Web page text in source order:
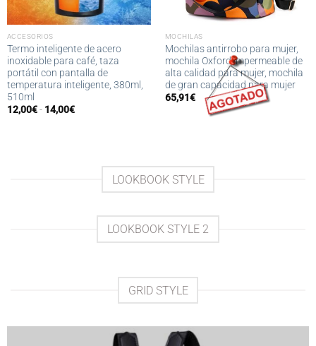
ACCESORIOS
Termo inteligente de acero
inoxidable para café, taza
portátil con pantalla de
temperatura inteligente, 380ml,
510ml
12,00€ - 14,00€Rango
14,00€
MOCHILAS
Mochilas antirrobo para mujer,
mochila Oxford impermeable de
alta calidad para mujer, mochila
de gran capacidad para mujer
65,91€
LOOKBOOK STYLE
LOOKBOOK STYLE 2
GRID STYLE